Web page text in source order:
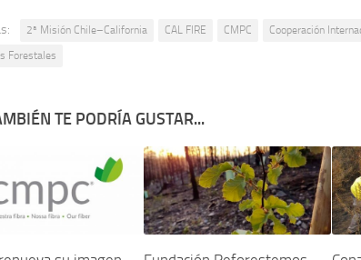
2ª Misión Chile–California CAL FIRE CMPC Cooperación
Forestales
TE PODRÍA GUSTAR...